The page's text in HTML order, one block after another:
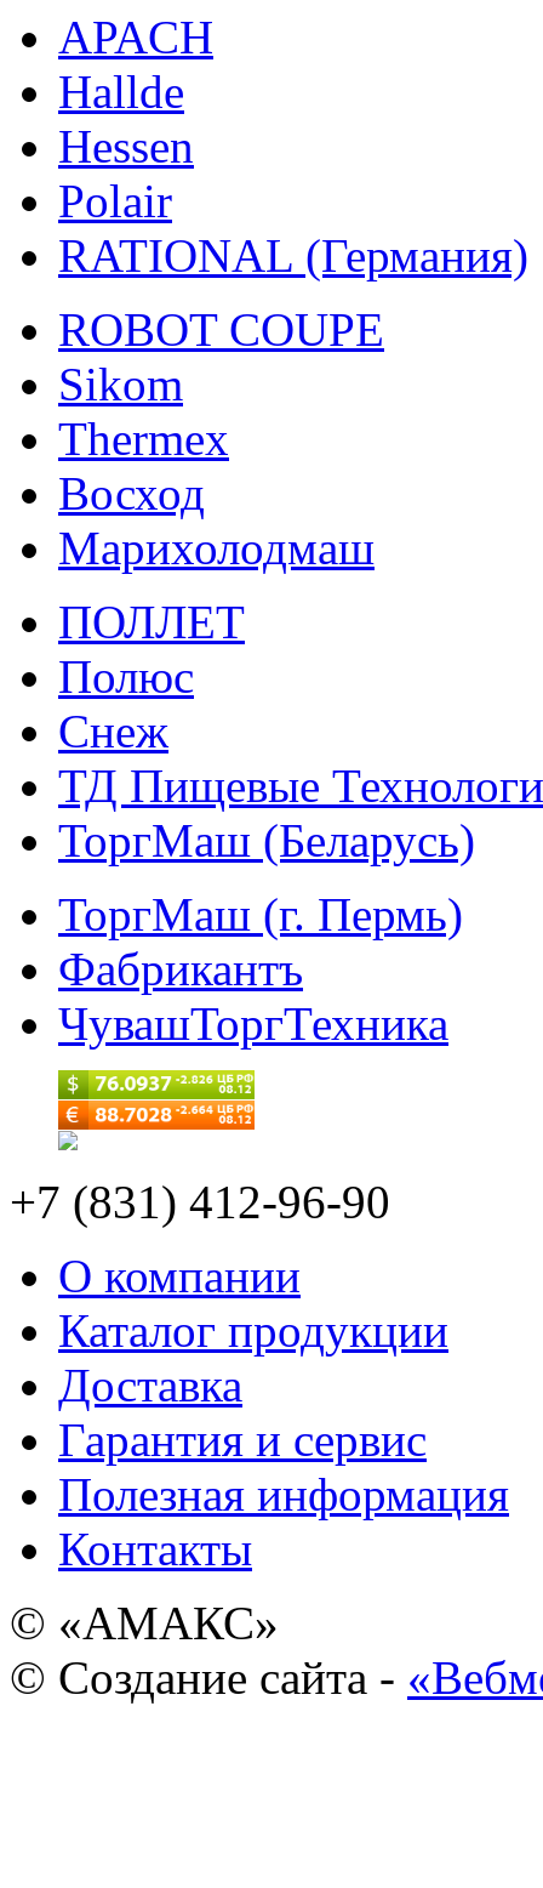
APACH
Hallde
Hessen
Polair
RATIONAL (Германия)
ROBOT COUPE
Sikom
Thermex
Восход
Марихолодмаш
ПОЛЛЕТ
Полюс
Снеж
ТД Пищевые
ТоргМаш (Беларусь)
ТоргМаш (г. Пермь)
Фабрикантъ
ЧувашТоргТехника
+7 (831) 412-96-90
О компании
Каталог продукции
Доставка
Гарантия и сервис
Полезная информация
Контакты
© «АМАКС»
© Создание сайта -